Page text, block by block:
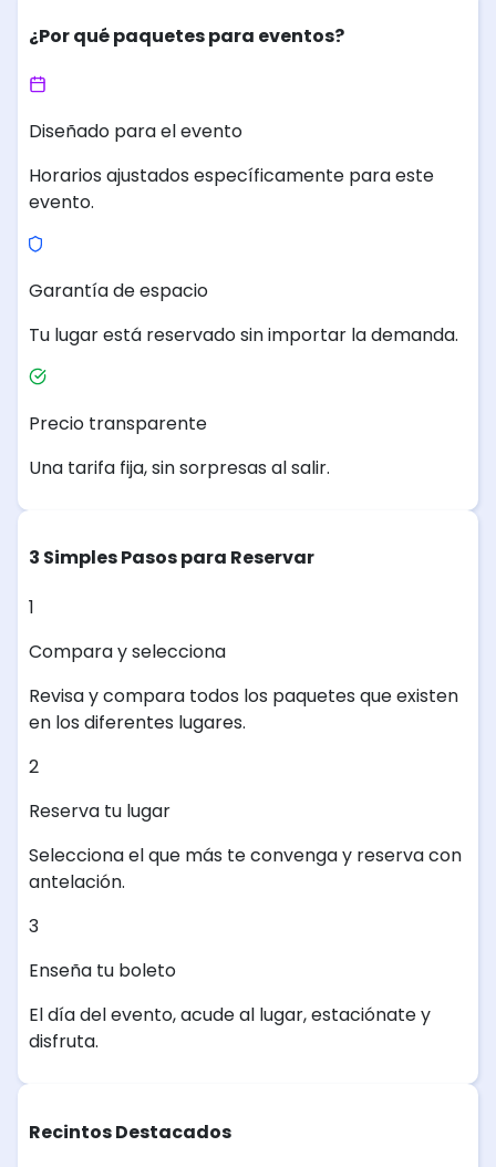
¿Por qué paquetes para eventos?
Diseñado para el evento
Horarios ajustados específicamente para este
evento.
Garantía de espacio
Tu lugar está reservado sin importar la demanda.
Precio transparente
Una tarifa fija, sin sorpresas al salir.
3 Simples Pasos para Reservar
1
Compara y selecciona
Revisa y compara todos los paquetes que existen
en los diferentes lugares.
2
Reserva tu lugar
Selecciona el que más te convenga y reserva con
antelación.
3
Enseña tu boleto
El día del evento, acude al lugar, estaciónate y
disfruta.
Recintos Destacados